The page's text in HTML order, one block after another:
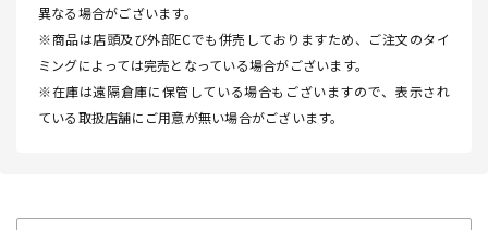
異なる場合がございます。
※商品は店頭及び外部ECでも併売しておりますため、ご注文のタイ
ミングによっては完売となっている場合がございます。
※在庫は遠隔倉庫に保管している場合もございますので、表示され
ている取扱店舗にご用意が無い場合がございます。